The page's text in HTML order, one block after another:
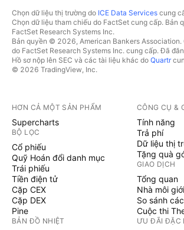
Chọn dữ liệu thị trường do ICE Data Services cung
Chọn dữ liệu tham chiếu do FactSet cung cấp. Bản
FactSet Research Systems Inc.
Bản quyền © 2026, American Bankers Association.
do FactSet Research Systems Inc. cung cấp. Đã
Hồ sơ nộp lên SEC và các tài liệu khác do Quartr
© 2026 TradingView, Inc.
HƠN CẢ MỘT SẢN PHẨM
Supercharts
BỘ LỌC
Cổ phiếu
Quỹ Hoán đổi danh mục
Trái phiếu
Tiền điện tử
Cặp CEX
Cặp DEX
Pine
BẢN ĐỒ NHIỆT
CÔNG CỤ &
Tính năng
Trả phí
Dữ liệu thị
Tặng quà
GIAO DỊCH
Tổng quan
Nhà môi giới
So sánh
Cuộc thi
ƯU ĐÃI ĐẶC